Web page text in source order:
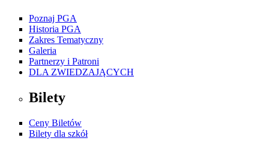
Poznaj PGA
Historia PGA
Zakres Tematyczny
Galeria
Partnerzy i Patroni
DLA ZWIEDZAJĄCYCH
Bilety
Ceny Biletów
Bilety dla szkół